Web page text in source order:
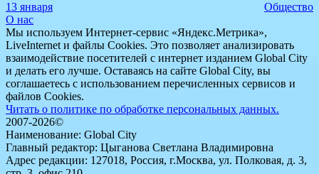
13 января
Общество
О нас
Мы используем Интернет-сервис «Яндекс.Метрика»,
LiveInternet и файлы Cookies. Это позволяет анализировать
взаимодействие посетителей с интернет изданием Global City
и делать его лучше. Оставаясь на сайте Global City, вы
соглашаетесь с использованием перечисленных сервисов и
файлов Cookies.
Читать о политике по обработке персональных данных.
2007-2026©
Наименование: Global City
Главный редактор: Цыганова Светлана Владимировна
Адрес редакции: 127018, Россия, г.Москва, ул. Полковая, д. 3,